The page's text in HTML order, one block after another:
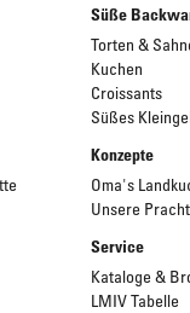
Süße
Torten &
Kuchen
Croissants
Süßes
Konzepte
Oma's
Unsere
Service
Kataloge &
LMIV Tabelle